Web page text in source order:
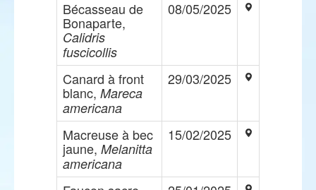
Bécasseau de
Bonaparte,
Calidris
fuscicollis
08/05/2025
Canard à front
blanc, Mareca
americana
29/03/2025
Macreuse à bec
jaune, Melanitta
americana
15/02/2025